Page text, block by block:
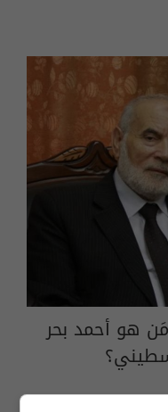
هو أحمد بحر